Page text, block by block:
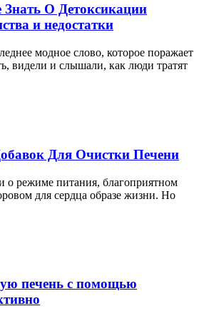
Знать О Детоксикации
и недостатки
модное слово, которое поражает
видели и слышали, как люди тратят
Для Очистки Печени
режиме питания, благоприятном
для сердца образе жизни. Но
печень с помощью